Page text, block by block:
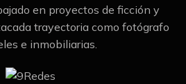
en proyectos de ficción y
trayectoria como fotógrafo
e inmobiliarias.